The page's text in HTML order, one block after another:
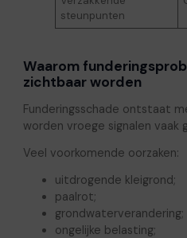
steunpunten
Waarom
zichtbaar worden
Funderingsschade ontstaat
worden vroege signalen vaak
Veel voorkomende oorzaken:
uitdrogende kleigrond;
paalrot;
grondwaterverandering;
ongelijke belasting;